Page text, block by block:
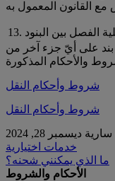
الفصل بين البنود
بند على أيّ جزء آخر من
شروط وأحكام النقل
شروط وأحكام النقل
سارية ديسمبر 28, 2024
خدمات اختيارية
ما الذي يمكنني شحنه؟
الأحكام والشروط